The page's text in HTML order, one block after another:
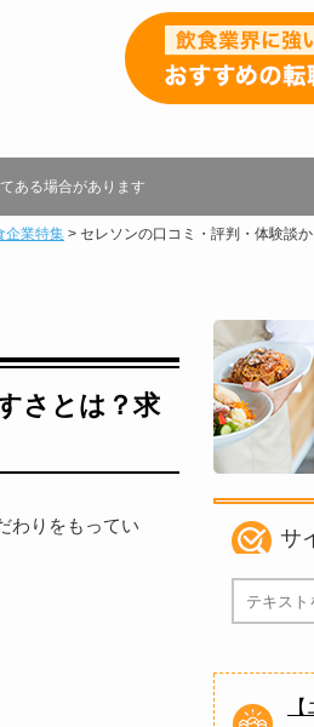
ある場合があります
企業特集 > セレソンの口コミ・評判・体験談
さとは？求
わりをもってい
サ